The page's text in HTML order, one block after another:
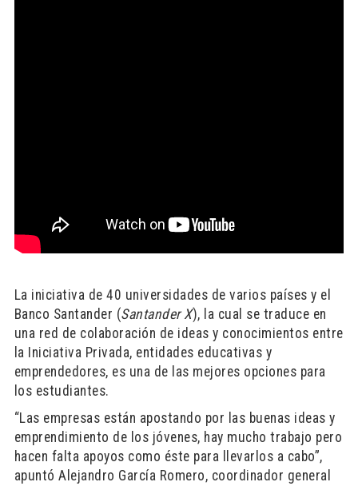
La iniciativa de 40 universidades de varios países y el
Banco Santander (Santander X), la cual se traduce en
una red de colaboración de ideas y conocimientos entre
la Iniciativa Privada, entidades educativas y
emprendedores, es una de las mejores opciones para
los estudiantes.
“Las empresas están apostando por las buenas ideas y
emprendimiento de los jóvenes, hay mucho trabajo pero
hacen falta apoyos como éste para llevarlos a cabo”,
apuntó Alejandro García Romero, coordinador general